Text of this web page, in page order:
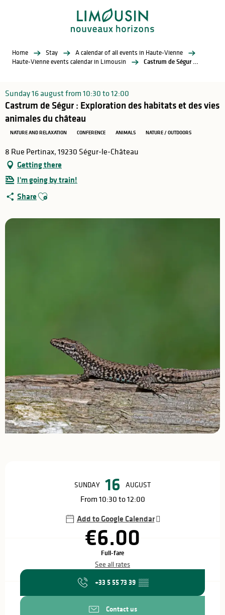
Home Stay
A calendar of all events in Haute-Vienne
Haute-Vienne events calendar in Limousin
Castrum de Ségur : Exploration des habitats et des vies animales du château
Sunday 16 august from 10:30 to 12:00
Castrum de Ségur : Exploration des habitats et des vies
animales du château
NATURE AND RELAXATION CONFERENCE ANIMALS NATURE / OUTDOORS
8 Rue Pertinax, 19230 Ségur-le-Château
Getting there
I'm going by train!
Share Ajouter aux favoris
SUNDAY 16 AUGUST
From 10:30 to 12:00
Add to Google Calendar
€6.00
Full-fare
See all rates
+33 5 55 73 39 ▒▒
Contact us